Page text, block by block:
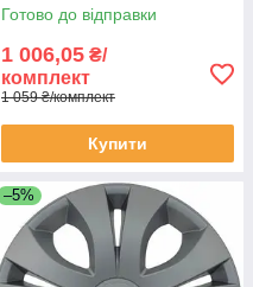
Готово до відправки
1 006,05 ₴/
комплект
1 059 ₴/комплект
Купити
–5%